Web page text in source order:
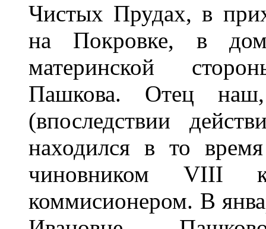
Чистых Прудах, в
на Покровке, в
материнской
Пашкова. Отец
(впоследствии
находился в то
чиновником VIII
коммисионером. В